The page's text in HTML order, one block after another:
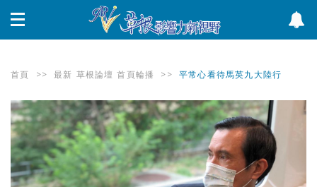
首頁 >> 最新 草根論壇 首頁輪播 >> 平常心看待馬英九大陸行